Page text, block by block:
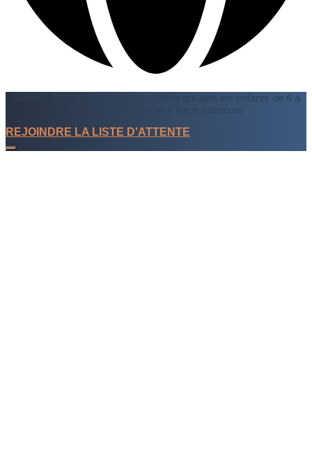
SUPER TOI - L'application exclusive qui aide les enfants de 6 à
12 ans à découvrir leur force intérieure
REJOINDRE LA LISTE D'ATTENTE